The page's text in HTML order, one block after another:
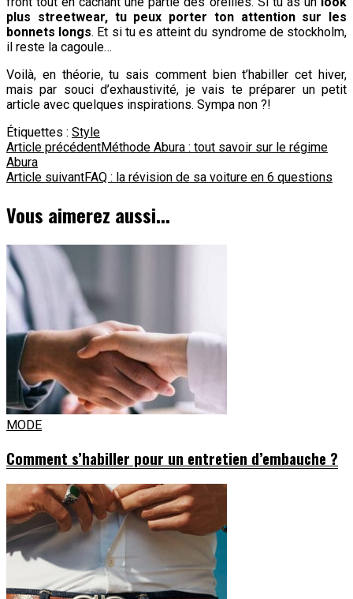
plus streetwear, tu peux porter ton attention sur les
bonnets longs. Et si tu es atteint du syndrome de stockholm,
il reste la cagoule…
Voilà, en théorie, tu sais comment bien t’habiller cet hiver,
mais par souci d’exhaustivité, je vais te préparer un petit
article avec quelques inspirations. Sympa non ?!
Étiquettes : Style
Navigation
d'article
Article précédentMéthode Abura : tout savoir sur le régime
Abura
Article suivantFAQ : la révision de sa voiture en 6 questions
Vous aimerez aussi...
MODE
Comment s’habiller pour un entretien d’embauche ?